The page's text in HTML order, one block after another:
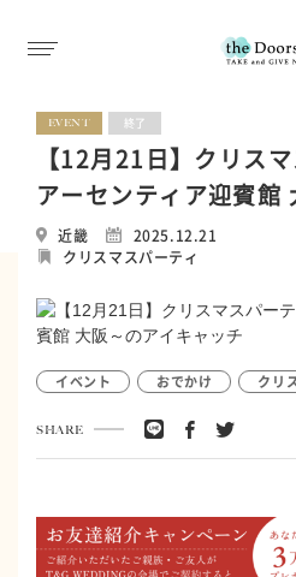
EVENT 終了
【12月21日】クリス
アーセンティア迎賓館
近畿
2025.12.21
クリスマスパーティ
イベント おでかけ クリ
SHARE